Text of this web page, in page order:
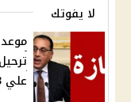
لا يفوتك
علي 3 إيام عطلة